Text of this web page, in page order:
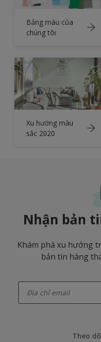
Bảng màu của
chúng tôi
Xu hướng màu
sắc 2020
Nhận bản
Khám phá xu hướng
bản tin hàng
Theo